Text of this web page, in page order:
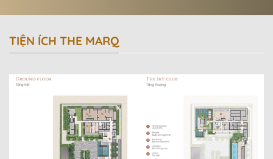
TIỆN ÍCH THE MARQ